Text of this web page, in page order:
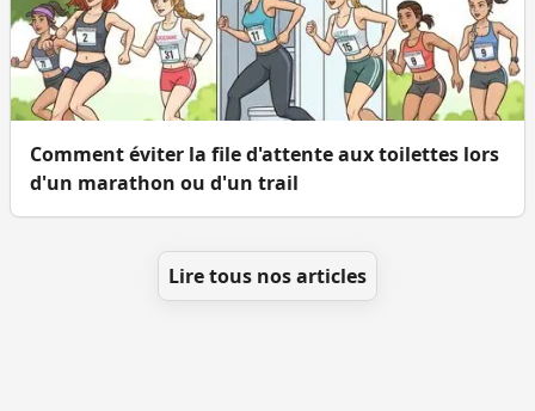
Comment éviter la file d'attente aux toilettes lors
d'un marathon ou d'un trail
Lire tous nos articles